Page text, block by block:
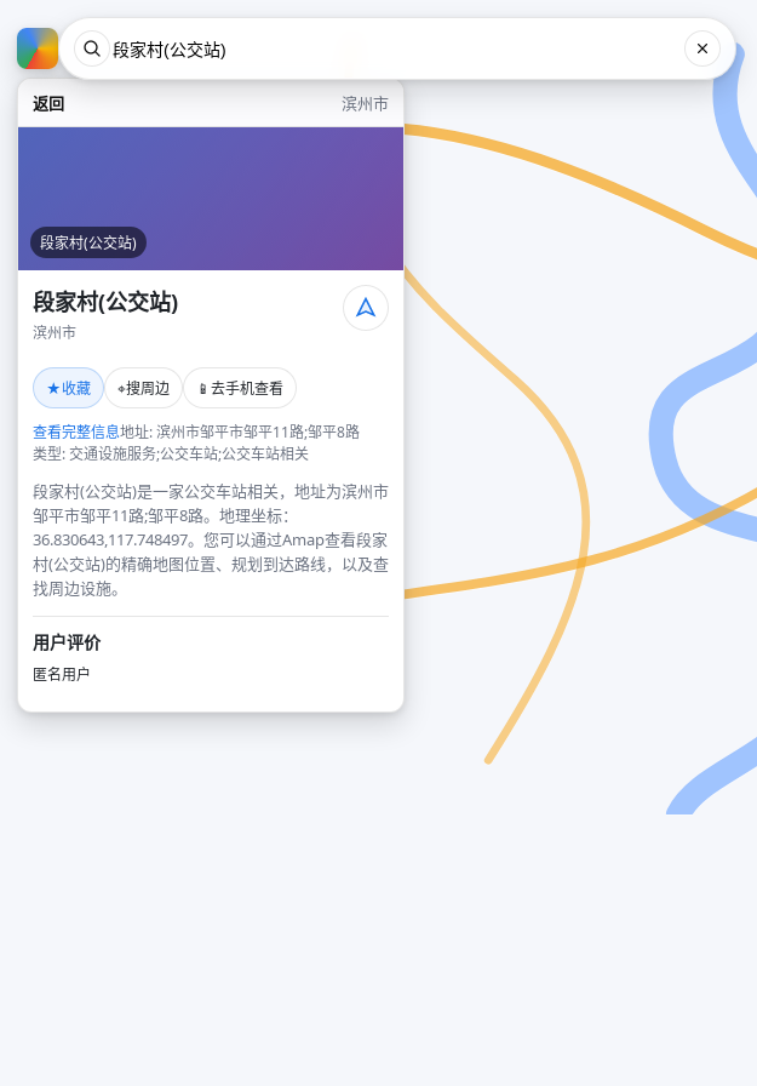
返回 滨州市
段家村(公交站)
段家村(公交站)
滨州市
★收藏 ⌖搜周边 📱 去手机查看
查看完整信息地址: 滨州市邹平市邹平11路;邹平8路
类型: 交通设施服务;公交车站;公交车站相关
段家村(公交站)是一家公交车站相关，地址为滨州市
邹平市邹平11路;邹平8路。地理坐标：
36.830643,117.748497。您可以通过Amap查看段家
村(公交站)的精确地图位置、规划到达路线，以及查
找周边设施。
用户评价
匿名用户